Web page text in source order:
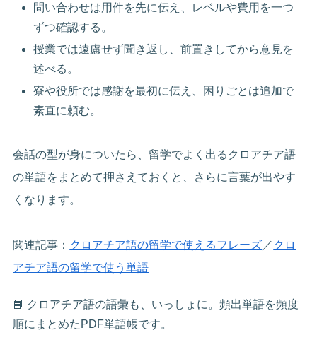
問い合わせは用件を先に伝え、レベルや費用を一つ
ずつ確認する。
授業では遠慮せず聞き返し、前置きしてから意見を
述べる。
寮や役所では感謝を最初に伝え、困りごとは追加で
素直に頼む。
会話の型が身についたら、留学でよく出るクロアチア語
の単語をまとめて押さえておくと、さらに言葉が出やす
くなります。
関連記事： クロアチア語の留学で使えるフレーズ ／ クロ
アチア語の留学で使う単語
📘 クロアチア語の語彙も、いっしょに。頻出単語を頻度
順にまとめたPDF単語帳です。